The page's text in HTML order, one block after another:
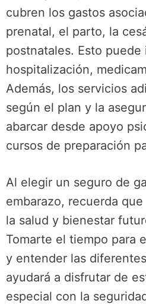
cubren los gastos
prenatal, el parto, la
postnatales. Esto puede
hospitalización,
Además, los servicios
según el plan y la
abarcar desde apoyo
cursos de preparación
Al elegir un seguro de
embarazo, recuerda
la salud y bienestar
Tomarte el tiempo para
y entender las
ayudará a disfrutar de
especial con la